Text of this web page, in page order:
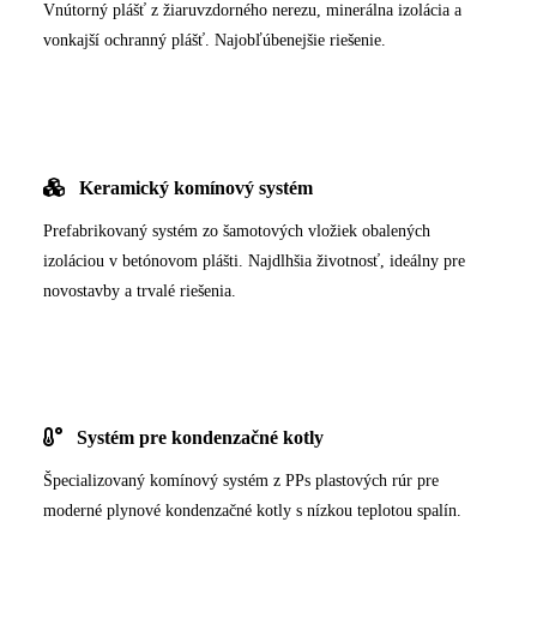
Vnútorný plášť z žiaruvzdorného nerezu, minerálna izolácia a
vonkajší ochranný plášť. Najobľúbenejšie riešenie.
Keramický komínový systém
Prefabrikovaný systém zo šamotových vložiek obalených
izoláciou v betónovom plášti. Najdlhšia životnosť, ideálny pre
novostavby a trvalé riešenia.
Systém pre kondenzačné kotly
Špecializovaný komínový systém z PPs plastových rúr pre
moderné plynové kondenzačné kotly s nízkou teplotou spalín.